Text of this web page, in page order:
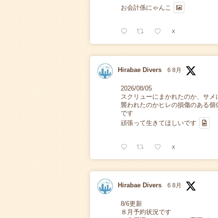
お会計係にゃんこ
X
Hirabae Divers 6 8月
2026/08/05
スクリューにまかれたのか、サメ
襲われたのかヒレの損傷のある個
です
頑張って生きてほしいです
X
Hirabae Divers 6 8月
8/6更新
８月予約状況です